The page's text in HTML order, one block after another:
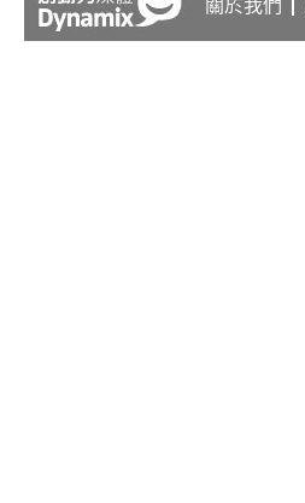
關於我們